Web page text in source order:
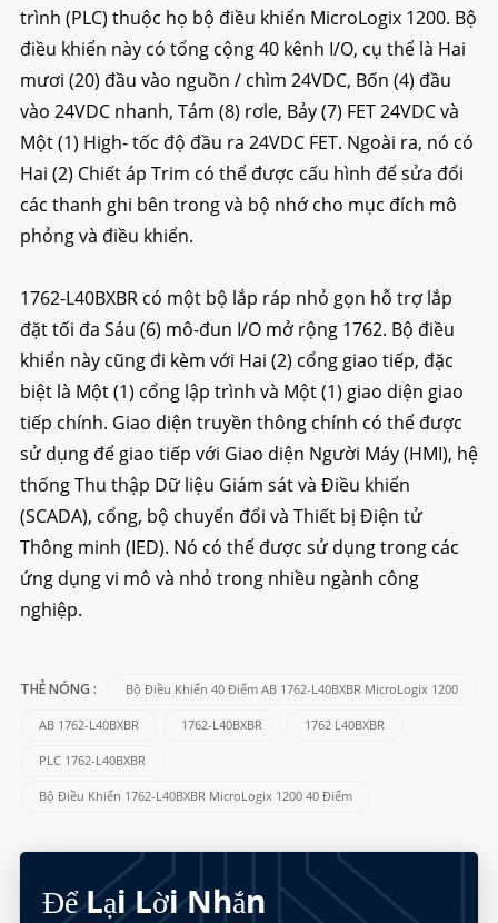
trình (PLC) thuộc họ bộ điều khiển MicroLogix 1200. Bộ
điều khiển này có tổng cộng 40 kênh I/O, cụ thể là Hai
mươi (20) đầu vào nguồn / chìm 24VDC, Bốn (4) đầu
vào 24VDC nhanh, Tám (8) rơle, Bảy (7) FET 24VDC và
Một (1) High- tốc độ đầu ra 24VDC FET. Ngoài ra, nó có
Hai (2) Chiết áp Trim có thể được cấu hình để sửa đổi
các thanh ghi bên trong và bộ nhớ cho mục đích mô
phỏng và điều khiển.
1762-L40BXBR có một bộ lắp ráp nhỏ gọn hỗ trợ lắp
đặt tối đa Sáu (6) mô-đun I/O mở rộng 1762. Bộ điều
khiển này cũng đi kèm với Hai (2) cổng giao tiếp, đặc
biệt là Một (1) cổng lập trình và Một (1) giao diện giao
tiếp chính. Giao diện truyền thông chính có thể được
sử dụng để giao tiếp với Giao diện Người Máy (HMI), hệ
thống Thu thập Dữ liệu Giám sát và Điều khiển
(SCADA), cổng, bộ chuyển đổi và Thiết bị Điện tử
Thông minh (IED). Nó có thể được sử dụng trong các
ứng dụng vi mô và nhỏ trong nhiều ngành công
nghiệp.
THẺ NÓNG : Bộ Điều Khiển 40 Điểm AB 1762-L40BXBR MicroLogix 1200
AB 1762-L40BXBR 1762-L40BXBR 1762 L40BXBR
PLC 1762-L40BXBR
Bộ Điều Khiển 1762-L40BXBR MicroLogix 1200 40 Điểm
Để Lại Lời Nhắn